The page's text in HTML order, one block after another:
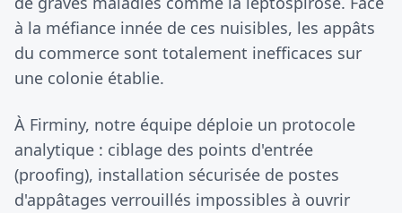
à la méfiance innée de ces nuisibles, les appâts
du commerce sont totalement inefficaces sur
une colonie établie.
À Firminy, notre équipe déploie un protocole
analytique : ciblage des points d'entrée
(proofing), installation sécurisée de postes
d'appâtages verrouillés impossibles à ouvrir